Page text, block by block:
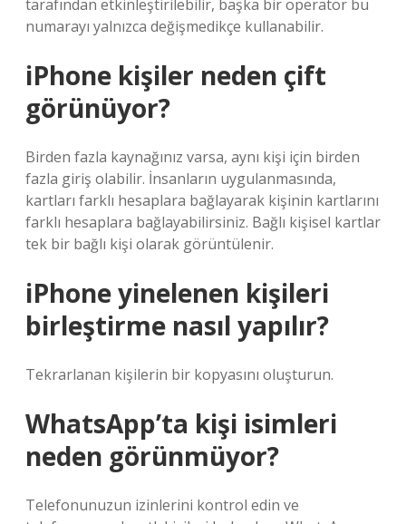
tarafından etkinleştirilebilir, başka bir operatör bu
numarayı yalnızca değişmedikçe kullanabilir.
iPhone kişiler neden çift
görünüyor?
Birden fazla kaynağınız varsa, aynı kişi için birden
fazla giriş olabilir. İnsanların uygulanmasında,
kartları farklı hesaplara bağlayarak kişinin kartlarını
farklı hesaplara bağlayabilirsiniz. Bağlı kişisel kartlar
tek bir bağlı kişi olarak görüntülenir.
iPhone yinelenen kişileri
birleştirme nasıl yapılır?
Tekrarlanan kişilerin bir kopyasını oluşturun.
WhatsApp’ta kişi isimleri
neden görünmüyor?
Telefonunuzun izinlerini kontrol edin ve